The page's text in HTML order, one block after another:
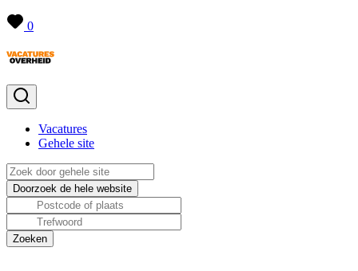
0
Vacatures
Gehele site